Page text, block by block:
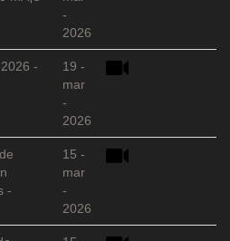
-
2026
-
19 -
mar
-
2026
-
15 -
mar
-
2026